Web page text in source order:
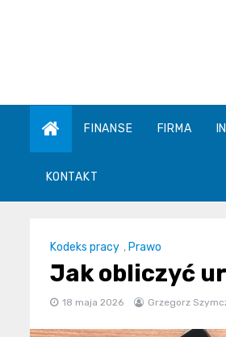
FINANSE FIRMA
KONTAKT
Kodeks pracy , Prawo
Jak obliczyć
18 maja 2026 Grzegorz